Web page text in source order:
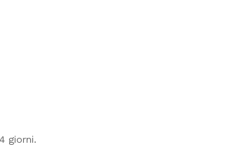
giorni.